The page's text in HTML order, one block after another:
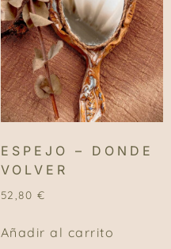
ESPEJO – DONDE
VOLVER
52,80 €
Añadir al carrito